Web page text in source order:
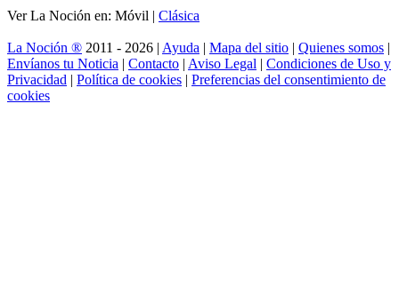
Ver La Noción en: Móvil | Clásica
La Noción ® 2011 - 2026 | Ayuda | Mapa del sitio | Quienes somos |
Envíanos tu Noticia | Contacto | Aviso Legal | Condiciones de Uso y
Privacidad | Política de cookies | Preferencias del consentimiento de
cookies